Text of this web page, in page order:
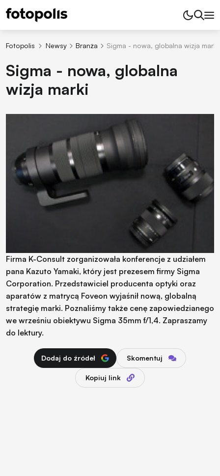
Fotopolis Newsy Branża Sigma - nowa, globalna wizja marki
Sigma - nowa, globalna
wizja marki
Firma K-Consult zorganizowała konferencje z udziałem
pana Kazuto Yamaki, który jest prezesem firmy Sigma
Corporation. Przedstawiciel producenta optyki oraz
aparatów z matrycą Foveon wyjaśnił nową, globalną
strategię marki. Poznaliśmy także cenę zapowiedzianego
we wrześniu obiektywu Sigma 35mm f/1,4. Zapraszamy
do lektury.
Dodaj do źródeł Skomentuj
Kopiuj link